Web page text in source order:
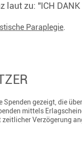
laut zu: "ICH DANK
Paraplegie.
Spenden gezeigt, die
mittels
Verzögerung